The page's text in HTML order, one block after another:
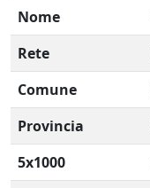
Nome
Rete
Comune
Provincia
5x1000